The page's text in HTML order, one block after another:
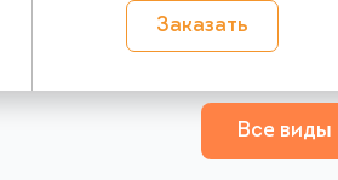
Заказать
Все виды